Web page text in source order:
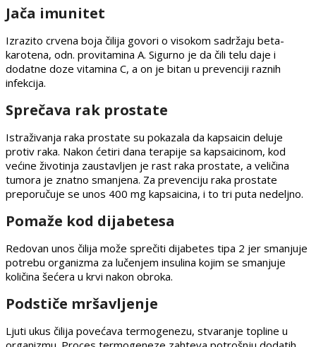
Jača imunitet
Izrazito crvena boja čilija govori o visokom sadržaju beta-
karotena, odn. provitamina A. Sigurno je da čili telu daje i
dodatne doze vitamina C, a on je bitan u prevenciji raznih
infekcija.
Sprečava rak prostate
Istraživanja raka prostate su pokazala da kapsaicin deluje
protiv raka. Nakon ćetiri dana terapije sa kapsaicinom, kod
većine životinja zaustavljen je rast raka prostate, a veličina
tumora je znatno smanjena. Za prevenciju raka prostate
preporučuje se unos 400 mg kapsaicina, i to tri puta nedeljno.
Pomaže kod dijabetesa
Redovan unos čilija može sprečiti dijabetes tipa 2 jer smanjuje
potrebu organizma za lučenjem insulina kojim se smanjuje
količina šećera u krvi nakon obroka.
Podstiče mršavljenje
Ljuti ukus čilija povećava termogenezu, stvaranje topline u